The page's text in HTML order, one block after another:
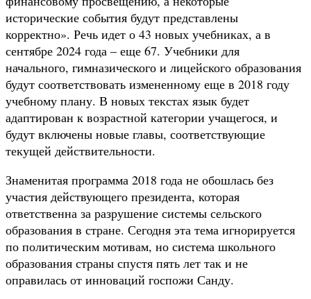
исторические события будут представлены
корректно». Речь идет о 43 новых учебниках, а в
сентябре 2024 года – еще 67. Учебники для
начального, гимназического и лицейского образования
будут соответствовать измененному еще в 2018 году
учебному плану. В новых текстах язык будет
адаптирован к возрастной категории учащегося, и
будут включены новые главы, соответствующие
текущей действительности.
Знаменитая программа 2018 года не обошлась без
участия действующего президента, которая
ответственна за разрушение системы сельского
образования в стране. Сегодня эта тема игнорируется
по политическим мотивам, но система школьного
образования страны спустя пять лет так и не
оправилась от инноваций госпожи Санду.